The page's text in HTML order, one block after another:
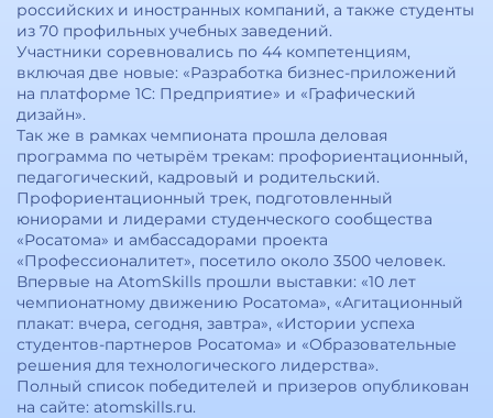
российских и иностранных компаний, а также студенты
из 70 профильных учебных заведений.
Участники соревновались по 44 компетенциям,
включая две новые: «Разработка бизнес-приложений
на платформе 1С: Предприятие» и «Графический
дизайн».
Так же в рамках чемпионата прошла деловая
программа по четырём трекам: профориентационный,
педагогический, кадровый и родительский.
Профориентационный трек, подготовленный
юниорами и лидерами студенческого сообщества
«Росатома» и амбассадорами проекта
«Профессионалитет», посетило около 3500 человек.
Впервые на AtomSkills прошли выставки: «10 лет
чемпионатному движению Росатома», «Агитационный
плакат: вчера, сегодня, завтра», «Истории успеха
студентов-партнеров Росатома» и «Образовательные
решения для технологического лидерства».
Полный список победителей и призеров опубликован
на сайте: atomskills.ru.